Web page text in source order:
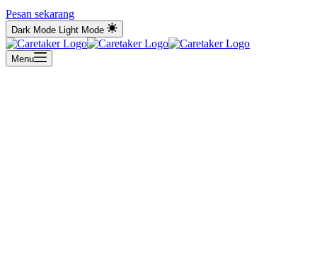
Pesan sekarang
Dark Mode Light Mode
Menu